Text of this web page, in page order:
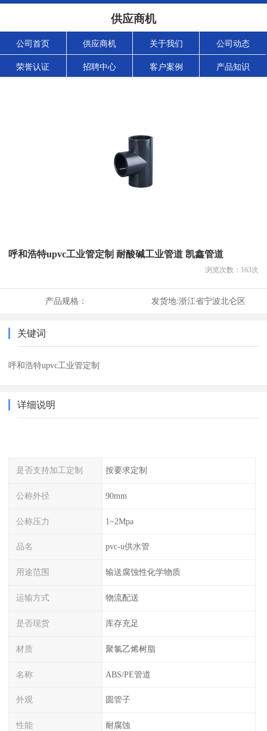
供应商机
公司首页 供应商机 关于我们 公司动态
荣誉认证 招聘中心 客户案例 产品知识
呼和浩特upvc工业管定制 耐酸碱工业管道 凯鑫管道
浏览次数： 163次
产品规格： 发货地:浙江省宁波北仑区
关键词
呼和浩特upvc工业管定制
详细说明
是否支持加工定制 按要求定制
公称外径 90mm
公称压力 1~2Mpa
品名 pvc-u供水管
用途范围 输送腐蚀性化学物质
运输方式 物流配送
是否现货 库存充足
材质 聚氯乙烯树脂
名称 ABS/PE管道
外观 圆管子
性能 耐腐蚀